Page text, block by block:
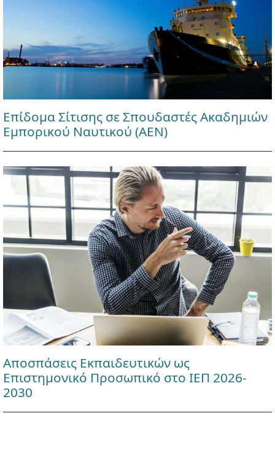
Επίδομα Σίτισης σε Σπουδαστές Ακαδημιών
Εμπορικού Ναυτικού (ΑΕΝ)
Αποσπάσεις Εκπαιδευτικών ως
Επιστημονικό Προσωπικό στο ΙΕΠ 2026-
2030